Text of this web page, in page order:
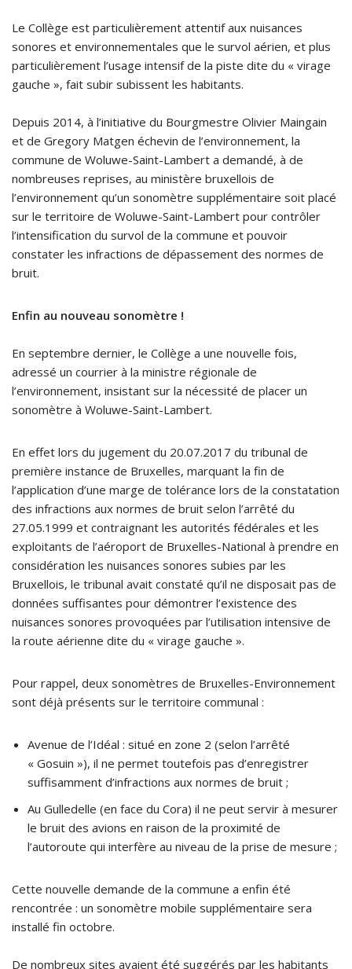
Le Collège est particulièrement attentif aux nuisances
sonores et environnementales que le survol aérien, et plus
particulièrement l’usage intensif de la piste dite du « virage
gauche », fait subir subissent les habitants.
Depuis 2014, à l’initiative du Bourgmestre Olivier Maingain
et de Gregory Matgen échevin de l’environnement, la
commune de Woluwe-Saint-Lambert a demandé, à de
nombreuses reprises, au ministère bruxellois de
l’environnement qu’un sonomètre supplémentaire soit placé
sur le territoire de Woluwe-Saint-Lambert pour contrôler
l’intensification du survol de la commune et pouvoir
constater les infractions de dépassement des normes de
bruit.
Enfin au nouveau sonomètre !
En septembre dernier, le Collège a une nouvelle fois,
adressé un courrier à la ministre régionale de
l’environnement, insistant sur la nécessité de placer un
sonomètre à Woluwe-Saint-Lambert.
En effet lors du jugement du 20.07.2017 du tribunal de
première instance de Bruxelles, marquant la fin de
l’application d’une marge de tolérance lors de la constatation
des infractions aux normes de bruit selon l’arrêté du
27.05.1999 et contraignant les autorités fédérales et les
exploitants de l’aéroport de Bruxelles-National à prendre en
considération les nuisances sonores subies par les
Bruxellois, le tribunal avait constaté qu’il ne disposait pas de
données suffisantes pour démontrer l’existence des
nuisances sonores provoquées par l’utilisation intensive de
la route aérienne dite du « virage gauche ».
Pour rappel, deux sonomètres de Bruxelles-Environnement
sont déjà présents sur le territoire communal :
Avenue de l’Idéal : situé en zone 2 (selon l’arrêté
« Gosuin »), il ne permet toutefois pas d’enregistrer
suffisamment d’infractions aux normes de bruit ;
Au Gulledelle (en face du Cora) il ne peut servir à mesurer
le bruit des avions en raison de la proximité de
l’autoroute qui interfère au niveau de la prise de mesure ;
Cette nouvelle demande de la commune a enfin été
rencontrée : un sonomètre mobile supplémentaire sera
installé fin octobre.
De nombreux sites avaient été suggérés par les habitants